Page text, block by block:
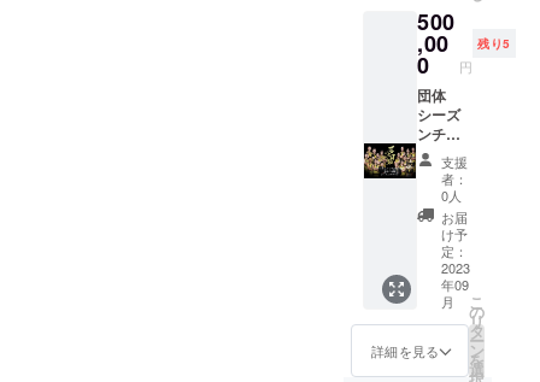
い。観
戦日当
日に
メール
の画面
を見せ
て頂
き、チ
ケット
と交換
させて
いただ
きま
す。空
いてい
る座席
であれ
らでも
お座り
す。
（８月
上旬を
見込ん
でおり
ま
す。）
石川県
内で行
われる
ホーム
ゲーム
すべて
が対象
です。
メール
に希望
した試
ケット
と交換
させて
きま
す。2階
自由席
にお座
り頂け
ます。
2022年
シーズ
ンの試
合への
ご参加
が難し
い場合
は2023
ファン
ディン
グ終了
後（２
月頃）
に開催
日程を
調整し
メール
にて連
絡いた
しま
す。 人
数に
よって
は何日
か開催
日を設
人数は
30名で
す。 来
シーズ
ンの試
合分に
関しま
して
は、試
合日程
が決定
次第
メール
にて代
表の方
に連絡
いたし
ます。
石川県
500
,00
0 円
残り5
団体
シーズ
ンチ
ケット
2023年
シーズ
ンの試
合の団
体様向
けシー
ズンチ
ケット
になり
ます。
試合日
支援
者：
0人
お届
け予
定：
2023
年09
月
詳細を見る
こ
の
リ
タ
ー
ン
を
選